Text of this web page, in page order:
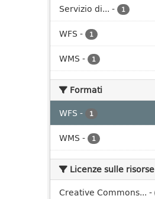
Servizio di... - 1
WFS - 1
WMS - 1
Formati
WFS - 1
WMS - 1
Licenze sulle risorse
Creative Commons... -